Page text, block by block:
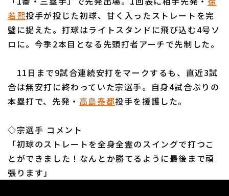
オリックス・バファローズ
福岡ソフトバンクホークス
利用規約 プライバシーポリシー
若熙投手が投じた初球、甘く入ったストレートを完
璧に捉えた。打球はライトスタンドに飛び込む4号ソ
ロに。今季2本目となる先頭打者アーチで先制した。
11日まで9試合連続安打をマークするも、直近3試
合は無安打に終わっていた宗選手。自身4試合ぶりの
本塁打で、先発・ 高島泰都投手を援護した。
◇宗選手 コメント
「初球のストレートを全身全霊のスイングで打つこ
とができました！なんとか勝てるように最後まで頑
張ります」